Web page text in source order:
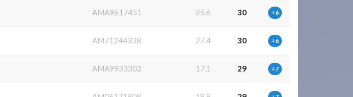
AMA9617451 25.6 30 +6
AM71244338 27.4 30 +6
AMA9933302 17.1 29 +7